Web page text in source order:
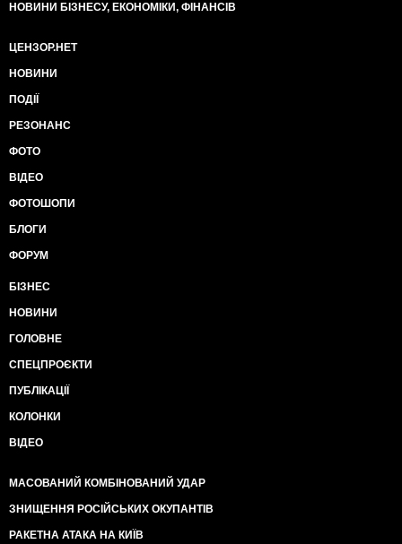
НОВИНИ БІЗНЕСУ, ЕКОНОМІКИ, ФІНАНСІВ
ЦЕНЗОР.НЕТ
НОВИНИ
ПОДІЇ
РЕЗОНАНС
ФОТО
ВІДЕО
ФОТОШОПИ
БЛОГИ
ФОРУМ
БІЗНЕС
НОВИНИ
ГОЛОВНЕ
СПЕЦПРОЄКТИ
ПУБЛІКАЦІЇ
КОЛОНКИ
ВІДЕО
МАСОВАНИЙ КОМБІНОВАНИЙ УДАР
ЗНИЩЕННЯ РОСІЙСЬКИХ ОКУПАНТІВ
РАКЕТНА АТАКА НА КИЇВ